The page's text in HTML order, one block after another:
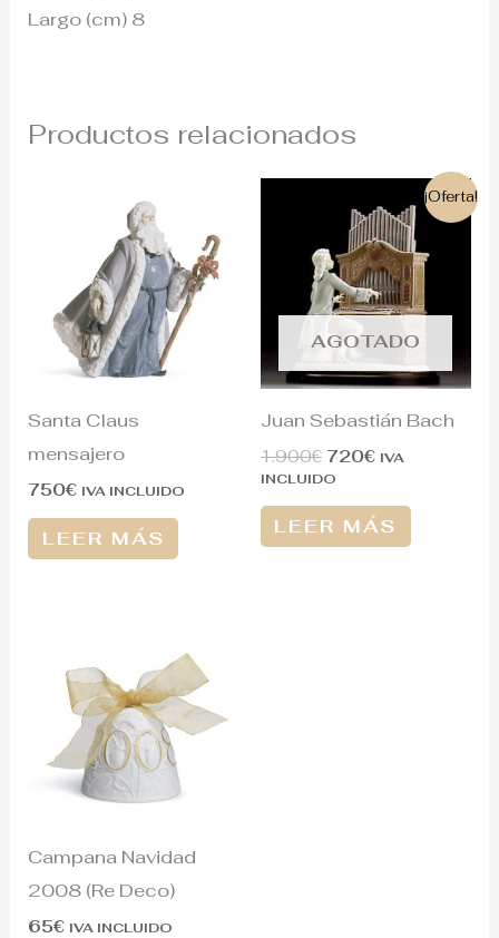
Largo (cm) 8
Productos relacionados
Santa Claus
mensajero
750€ IVA INCLUIDO
LEER MÁS
¡Oferta!
AGOTADO
Juan Sebastián Bach
1.900€
precio
original
era:
1.900€.
720€
precio
actual
es:
720€.
IVA
INCLUIDO
LEER MÁS
Campana Navidad
2008 (Re Deco)
65€ IVA INCLUIDO